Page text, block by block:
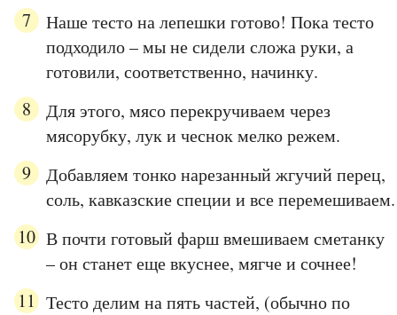
Наше тесто на лепешки готово! Пока тесто
подходило – мы не сидели сложа руки, а
готовили, соответственно, начинку.
Для этого, мясо перекручиваем через
мясорубку, лук и чеснок мелко режем.
Добавляем тонко нарезанный жгучий перец,
соль, кавказские специи и все перемешиваем.
В почти готовый фарш вмешиваем сметанку
– он станет еще вкуснее, мягче и сочнее!
Тесто делим на пять частей, (обычно по